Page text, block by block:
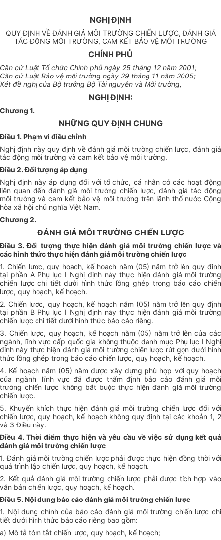
NGHỊ ĐỊNH
QUY ĐỊNH VỀ ĐÁNH GIÁ MÔI TRƯỜNG CHIẾN LƯỢC, ĐÁNH GIÁ
TÁC ĐỘNG MÔI TRƯỜNG, CAM KẾT BẢO VỆ MÔI TRƯỜNG
CHÍNH PHỦ
Căn cứ Luật Tổ chức Chính phủ ngày 25 tháng 12 năm 2001;
Căn cứ Luật Bảo vệ môi trường ngày 29 tháng 11 năm 2005;
Xét đề nghị của Bộ trưởng Bộ Tài nguyên và Môi trường,
NGHỊ ĐỊNH:
Chương 1.
NHỮNG QUY ĐỊNH CHUNG
Điều 1. Phạm vi điều chỉnh
Nghị định này quy định về đánh giá môi trường chiến lược, đánh giá
tác động môi trường và cam kết bảo vệ môi trường.
Điều 2. Đối tượng áp dụng
Nghị định này áp dụng đối với tổ chức, cá nhân có các hoạt động
liên quan đến đánh giá môi trường chiến lược, đánh giá tác động
môi trường và cam kết bảo vệ môi trường trên lãnh thổ nước Cộng
hòa xã hội chủ nghĩa Việt Nam.
Chương 2.
ĐÁNH GIÁ MÔI TRƯỜNG CHIẾN LƯỢC
Điều 3. Đối tượng thực hiện đánh giá môi trường chiến lược và
các hình thức thực hiện đánh giá môi trường chiến lược
1. Chiến lược, quy hoạch, kế hoạch năm (05) năm trở lên quy định
tại phần A Phụ lục I Nghị định này thực hiện đánh giá môi trường
chiến lược chi tiết dưới hình thức lồng ghép trong báo cáo chiến
lược, quy hoạch, kế hoạch.
2. Chiến lược, quy hoạch, kế hoạch năm (05) năm trở lên quy định
tại phần B Phụ lục I Nghị định này thực hiện đánh giá môi trường
chiến lược chi tiết dưới hình thức báo cáo riêng.
3. Chiến lược, quy hoạch, kế hoạch năm (05) năm trở lên của các
ngành, lĩnh vực cấp quốc gia không thuộc danh mục Phụ lục I Nghị
định này thực hiện đánh giá môi trường chiến lược rút gọn dưới hình
thức lồng ghép trong báo cáo chiến lược, quy hoạch, kế hoạch.
4. Kế hoạch năm (05) năm được xây dựng phù hợp với quy hoạch
của ngành, lĩnh vực đã được thẩm định báo cáo đánh giá môi
trường chiến lược không bắt buộc thực hiện đánh giá môi trường
chiến lược.
5. Khuyến khích thực hiện đánh giá môi trường chiến lược đối với
chiến lược, quy hoạch, kế hoạch không quy định tại các khoản 1, 2
và 3 Điều này.
Điều 4. Thời điểm thực hiện và yêu cầu về việc sử dụng kết quả
đánh giá môi trường chiến lược
1. Đánh giá môi trường chiến lược phải được thực hiện đồng thời với
quá trình lập chiến lược, quy hoạch, kế hoạch.
2. Kết quả đánh giá môi trường chiến lược phải được tích hợp vào
văn bản chiến lược, quy hoạch, kế hoạch.
Điều 5. Nội dung báo cáo đánh giá môi trường chiến lược
1. Nội dung chính của báo cáo đánh giá môi trường chiến lược chi
tiết dưới hình thức báo cáo riêng bao gồm:
a) Mô tả tóm tắt chiến lược, quy hoạch, kế hoạch;